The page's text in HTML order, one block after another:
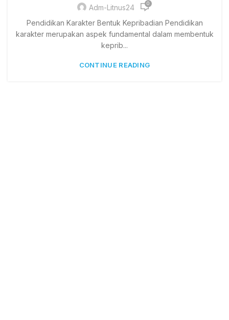
Adm-Litnus24 0
Pendidikan Karakter Bentuk Kepribadian Pendidikan
karakter merupakan aspek fundamental dalam membentuk
keprib...
CONTINUE READING